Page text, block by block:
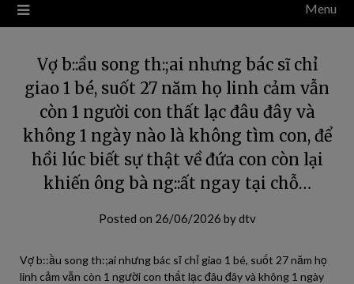
Menu
Vợ b::ầu song th:;ai nhưng bác sĩ chỉ
giao 1 bé, suốt 27 năm họ linh cảm vẫn
còn 1 người con thất lạc đâu đây và
không 1 ngày nào là không tìm con, để
hồi lúc biết sự thật về đứa con còn lại
khiến ông bà ng::ất ngay tại chỗ…
Posted on 26/06/2026 bydtv
Vợ b::ầu song th:;ai nhưng bác sĩ chỉ giao 1 bé, suốt 27 năm họ
linh cảm vẫn còn 1 người con thất lạc đâu đây và không 1 ngày